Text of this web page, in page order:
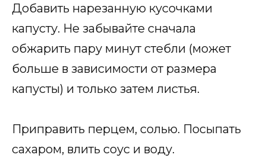
Добавить нарезанную кусочками
капусту. Не забывайте сначала
обжарить пару минут стебли (может
больше в зависимости от размера
капусты) и только затем листья.
Приправить перцем, солью. Посыпать
сахаром, влить соус и воду.